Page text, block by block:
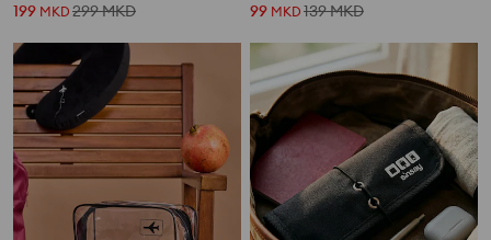
199 MKD 299MKD 99 MKD 139MKD